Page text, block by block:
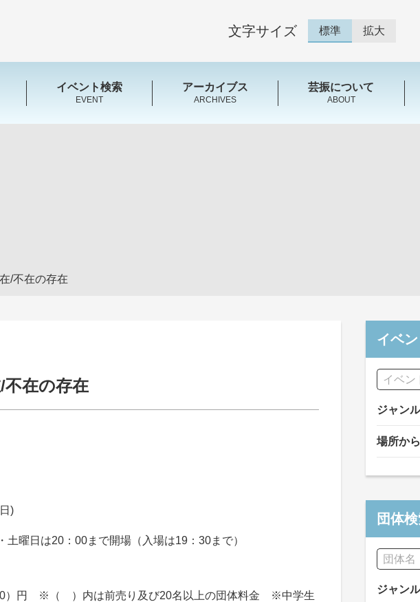
文字サイズ 標準 拡大
イベント検索
EVENT
アーカイブス
ARCHIVES
芸振について
ABOUT
/不在の存在
在の存在
)
曜日は20：00まで開場（入場は19：30まで）
）円 ※（ ）内は前売り及び20名以上の団体料金 ※中学生
イベ
ジャン
場所か
団体
ジャン